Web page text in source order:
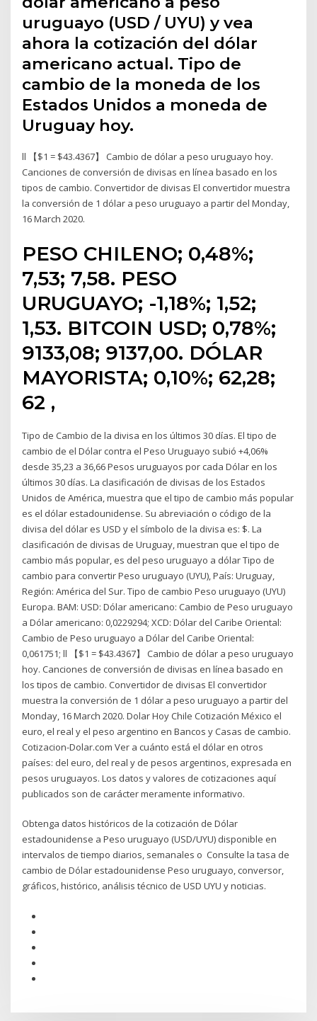
uruguayo (USD / UYU) y vea
ahora la cotización del dólar
americano actual. Tipo de
cambio de la moneda de los
Estados Unidos a moneda de
Uruguay hoy.
ll 【$1 = $43.4367】 Cambio de dólar a peso uruguayo hoy.
Canciones de conversión de divisas en línea basado en los
tipos de cambio. Convertidor de divisas El convertidor muestra
la conversión de 1 dólar a peso uruguayo a partir del Monday,
16 March 2020.
PESO CHILENO; 0,48%;
7,53; 7,58. PESO
URUGUAYO; -1,18%; 1,52;
1,53. BITCOIN USD; 0,78%;
9133,08; 9137,00. DÓLAR
MAYORISTA; 0,10%; 62,28;
62 ,
Tipo de Cambio de la divisa en los últimos 30 días. El tipo de
cambio de el Dólar contra el Peso Uruguayo subió +4,06%
desde 35,23 a 36,66 Pesos uruguayos por cada Dólar en los
últimos 30 días. La clasificación de divisas de los Estados
Unidos de América, muestra que el tipo de cambio más popular
es el dólar estadounidense. Su abreviación o código de la
divisa del dólar es USD y el símbolo de la divisa es: $. La
clasificación de divisas de Uruguay, muestran que el tipo de
cambio más popular, es del peso uruguayo a dólar Tipo de
cambio para convertir Peso uruguayo (UYU), País: Uruguay,
Región: América del Sur. Tipo de cambio Peso uruguayo (UYU)
Europa. BAM: USD: Dólar americano: Cambio de Peso uruguayo
a Dólar americano: 0,0229294; XCD: Dólar del Caribe Oriental:
Cambio de Peso uruguayo a Dólar del Caribe Oriental:
0,061751; ll 【$1 = $43.4367】 Cambio de dólar a peso uruguayo
hoy. Canciones de conversión de divisas en línea basado en
los tipos de cambio. Convertidor de divisas El convertidor
muestra la conversión de 1 dólar a peso uruguayo a partir del
Monday, 16 March 2020. Dolar Hoy Chile Cotización México el
euro, el real y el peso argentino en Bancos y Casas de cambio.
Cotizacion-Dolar.com Ver a cuánto está el dólar en otros
países: del euro, del real y de pesos argentinos, expresada en
pesos uruguayos. Los datos y valores de cotizaciones aquí
publicados son de carácter meramente informativo.
Obtenga datos históricos de la cotización de Dólar
estadounidense a Peso uruguayo (USD/UYU) disponible en
intervalos de tiempo diarios, semanales o Consulte la tasa de
cambio de Dólar estadounidense Peso uruguayo, conversor,
gráficos, histórico, análisis técnico de USD UYU y noticias.